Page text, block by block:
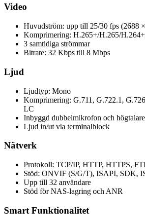
Video
Huvudström: upp till 25/30 fps (2688
Komprimering: H.265+/H.265/
3 samtidiga strömmar
Bitrate: 32 Kbps till 8 Mbps
Ljud
Ljudtyp: Mono
Komprimering: G.711, G.722.1,
LC
Inbyggd dubbelmikrofon och
Ljud in/ut via terminalblock
Nätverk
Protokoll: TCP/IP, HTTP, HTTPS,
Stöd: ONVIF (S/G/T), ISAPI, SDK,
Upp till 32 användare
Stöd för NAS-lagring och ANR
Smart Funktionalitet